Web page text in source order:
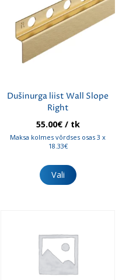
Dušinurga liist Wall Slope
Right
55.00€/ tk
Maksa kolmes võrdses osas 3 x
18.33€
Vali
tootel